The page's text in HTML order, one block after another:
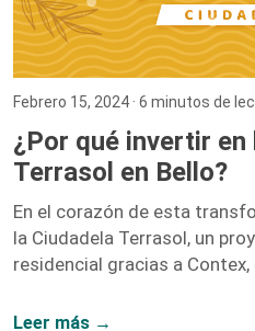
Febrero 15, 2024 · 6 minutos de
¿Por qué invertir en
Terrasol en Bello?
En el corazón de esta
la Ciudadela Terrasol, un
residencial gracias a
Leer más →